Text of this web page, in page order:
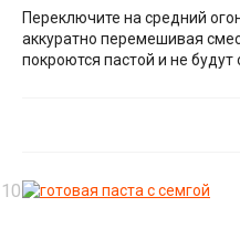
Переключите на средний
аккуратно перемешивая
покроются пастой и не будут